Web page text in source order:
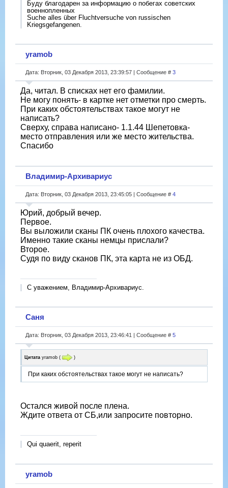
Буду благодарен за информацию о побегах советских
военнопленных
Suche alles über Fluchtversuche von russischen
Kriegsgefangenen.
yramob
Дата: Вторник, 03 Декабря 2013, 23:39:57 | Сообщение # 3
Да, читал. В списках нет его фамилии.
Не могу понять- в картке нет отметки про смерть.
При каких обстоятельствах такое могут не
написать?
Сверху, справа написано- 1.1.44 Шепетовка-
место отправления или же место жительства.
Спасибо
Владимир-Архивариус
Дата: Вторник, 03 Декабря 2013, 23:45:05 | Сообщение # 4
Юрий, добрый вечер.
Первое.
Вы выложили сканы ПК очень плохого качества.
Именно такие сканы немцы прислали?
Второе.
Судя по виду сканов ПК, эта карта не из ОБД.
С уважением, Владимир-Архивариус.
Саня
Дата: Вторник, 03 Декабря 2013, 23:46:41 | Сообщение # 5
Цитата yramob ( )
При каких обстоятельствах такое могут не написать?
Остался живой после плена.
Ждите ответа от СБ,или запросите повторно.
Qui quaerit, reperit
yramob